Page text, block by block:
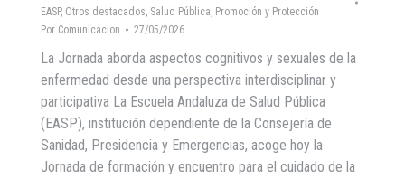
EASP, Otros destacados, Salud Pública, Promoción y Protección
Por Comunicacion 27/05/2026
La Jornada aborda aspectos cognitivos y sexuales de la
enfermedad desde una perspectiva interdisciplinar y
participativa La Escuela Andaluza de Salud Pública
(EASP), institución dependiente de la Consejería de
Sanidad, Presidencia y Emergencias, acoge hoy la
Jornada de formación y encuentro para el cuidado de la